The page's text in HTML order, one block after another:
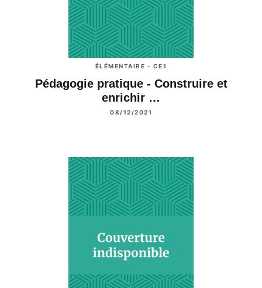
ÉLÉMENTAIRE - CE1
Pédagogie pratique - Construire et
enrichir …
08/12/2021